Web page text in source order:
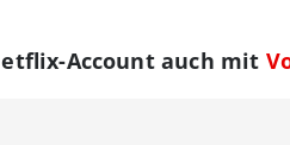
Account auch mit